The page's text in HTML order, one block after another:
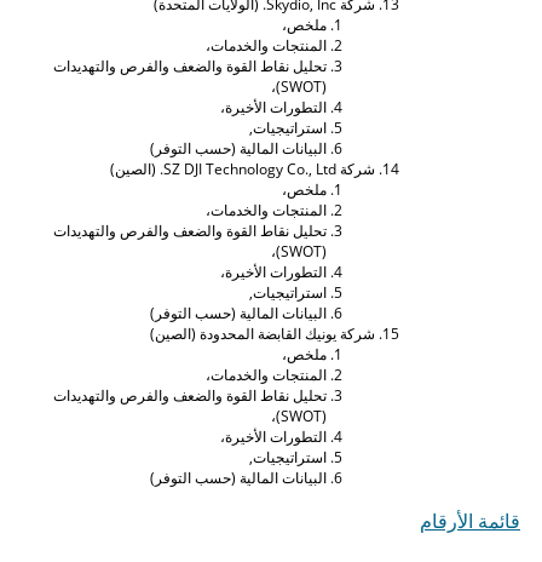
المنتجات والخدمات،
تحليل نقاط القوة والضعف والفرص والتهديدات
التطورات الأخيرة،
استراتيجيات,
البيانات المالية (حسب التوفر)
المنتجات والخدمات،
تحليل نقاط القوة والضعف والفرص والتهديدات
التطورات الأخيرة،
استراتيجيات,
البيانات المالية (حسب التوفر)
شركة يونيك القابضة المحدودة (الصين)
المنتجات والخدمات،
تحليل نقاط القوة والضعف والفرص والتهديدات
التطورات الأخيرة،
استراتيجيات,
البيانات المالية (حسب التوفر)